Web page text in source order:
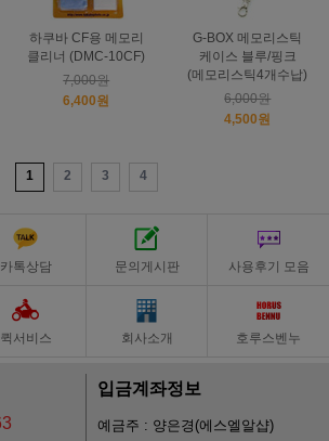
하쿠바 CF용 메모리
클리너 (DMC-10CF)
7,000원
6,400원
G-BOX 메모리스틱
케이스 블루/핑크
(메모리스틱4개수납)
6,000원
4,500원
1 2 3 4
카톡상담 문의게시판 사용후기 모음
퀵서비스 회사소개 호루스벤누
입금계좌정보
예금주 : 양은경(에스엘알샵)